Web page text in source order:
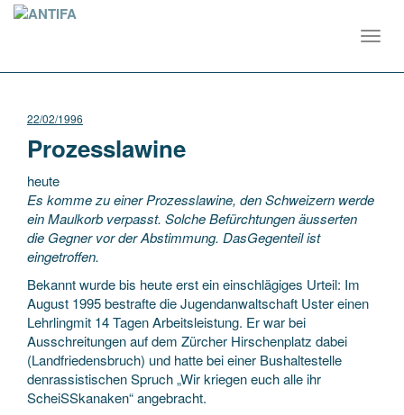
22/02/1996
Prozesslawine
heute
Es komme zu einer Prozesslawine, den Schweizern werde
ein Maulkorb verpasst. Solche Befürchtungen äusserten
die Gegner vor der Abstimmung. DasGegenteil ist
eingetroffen.
Bekannt wurde bis heute erst ein einschlägiges Urteil: Im
August 1995 bestrafte die Jugendanwaltschaft Uster einen
Lehrlingmit 14 Tagen Arbeitsleistung. Er war bei
Ausschreitungen auf dem Zürcher Hirschenplatz dabei
(Landfriedensbruch) und hatte bei einer Bushaltestelle
denrassistischen Spruch „Wir kriegen euch alle ihr
ScheiSSkanaken“ angebracht.